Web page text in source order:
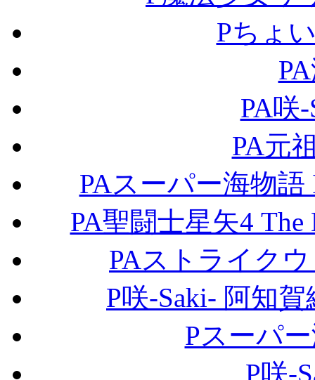
Pちょ
PA咲
PA元
PAスーパー海物
PA聖闘士星矢4
PAストライク
P咲-Saki- 阿知
Pスーパ
P咲-